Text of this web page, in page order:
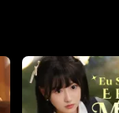
de